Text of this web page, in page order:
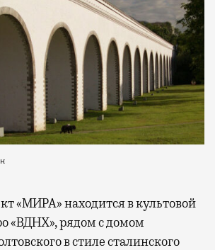
«МИРА» находится в культовой
«ВДНХ», рядом с домом
в стиле сталинского